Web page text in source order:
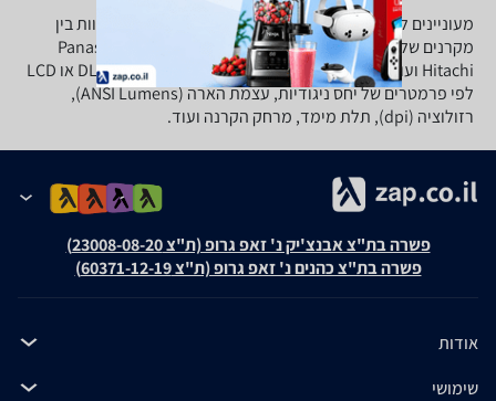
מעוניינים לרכוש מקרן? ב-zap השוואת מחירים תוכלו להשוות בין
מקרנים של מיטב היצרנים: BenQ, טושיבה, Panasonic, Epson,
Hitachi ועוד. התאימו את סוג המקרן האידיאלי עבורכם: DLP או LCD
לפי פרמטרים של יחס ניגודיות, עצמת הארה (ANSI Lumens),
רזולוציה (dpi), תלת מימד, מרחק הקרנה ועוד.
פשרה בת"צ אבנצ'יק נ' זאפ גרופ (ת"צ 23008-08-20)
פשרה בת"צ כהנים נ' זאפ גרופ (ת"צ 60371-12-19)
אודות
שימושי